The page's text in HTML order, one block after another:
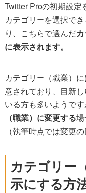
Twitter Proの初期設定
カテゴリーを選択でき
り、こちらで選んだ
に表示されます。
カテゴリー（職業）
意されており、目新
いる方も多いようで
（職業）に変更する場
（執筆時点では変更
カテゴリー
示にする方